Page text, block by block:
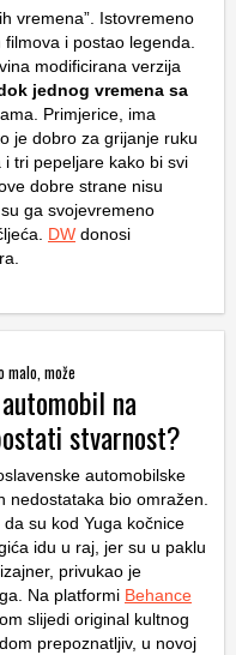
vremena”. Istovremeno
i postao legenda.
modificirana verzija
jednog vremena sa
Primjerice, ima
je dobro za grijanje ruku
tri pepeljare kako bi svi
dobre strane nisu
ga svojevremeno
DW donosi
malo, može
na
stvarnost?
automobilske
nedostataka bio omražen.
su kod Yuga kočnice
idu u raj, jer su u paklu
privukao je
Na platformi Behance
slijedi original kultnog
prepoznatljiv, u novoj